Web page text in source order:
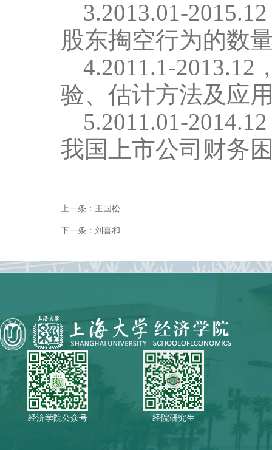
3.2013.01-2015.12
股东掏空行为的数
4.2011.1-2013.12
验、估计方法及应
5.2011.01-
我国上市公司财务
上一条： 王国松
下一条： 刘喜和
经济学院公众号 经院研究生